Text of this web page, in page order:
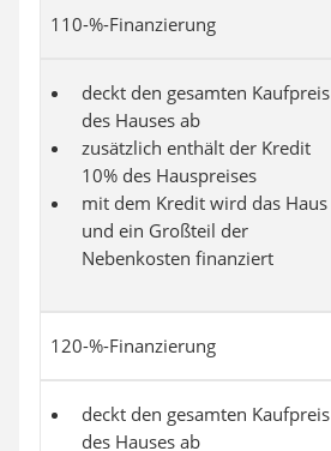
110-%-Finanzierung
deckt den gesamten Kaufpreis
des Hauses ab
zusätzlich enthält der Kredit
10% des Hauspreises
mit dem Kredit wird das Haus
und ein Großteil der
Nebenkosten finanziert
120-%-Finanzierung
deckt den gesamten Kaufpreis
des Hauses ab